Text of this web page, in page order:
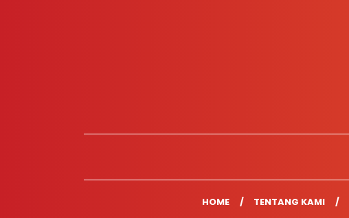
HOME TENTANG KAMI